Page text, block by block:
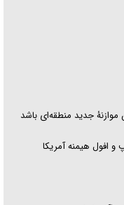
جدید منطقه‌ای باشد
و افول هیمنه آمریکا